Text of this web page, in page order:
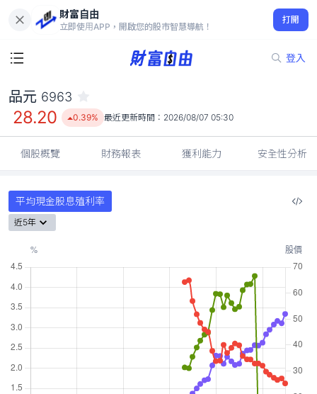
財富自由
立即使用APP，開啟您的股市智慧導航！
打開
登入
28.20
0.39%
品元 6963
28.20 0.39% 最近更新時間： 2026/08/07 05:30
個股概覽 財務報表 獲利能力 安全性分析
平均現金股息殖利率
近5年